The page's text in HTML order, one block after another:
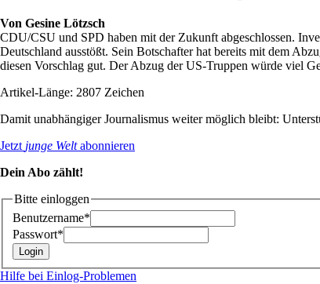
Von Gesine Lötzsch
CDU/CSU und SPD haben mit der Zukunft abgeschlossen.
Deutschland ausstößt. Sein Botschafter hat bereits mit dem
diesen Vorschlag gut. Der Abzug der US-Truppen würde viel
Artikel-Länge: 2807 Zeichen
Damit unabhängiger Journalismus weiter möglich bleibt:
Jetzt junge Weltabonnieren
Dein Abo zählt!
Bitte einloggen
Benutzername*
Passwort*
Hilfe bei Einlog-Problemen